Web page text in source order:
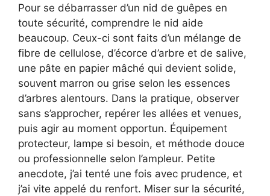
Pour se débarrasser d’un nid de guêpes en
toute sécurité, comprendre le nid aide
beaucoup. Ceux-ci sont faits d’un mélange de
fibre de cellulose, d’écorce d’arbre et de salive,
une pâte en papier mâché qui devient solide,
souvent marron ou grise selon les essences
d’arbres alentours. Dans la pratique, observer
sans s’approcher, repérer les allées et venues,
puis agir au moment opportun. Équipement
protecteur, lampe si besoin, et méthode douce
ou professionnelle selon l’ampleur. Petite
anecdote, j’ai tenté une fois avec prudence, et
j’ai vite appelé du renfort. Miser sur la sécurité,